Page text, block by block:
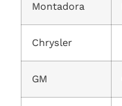
Montadora
Chrysler
GM